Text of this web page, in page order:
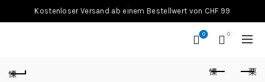
Kostenloser Versand ab einem Bestellwert von CHF 99
0 0